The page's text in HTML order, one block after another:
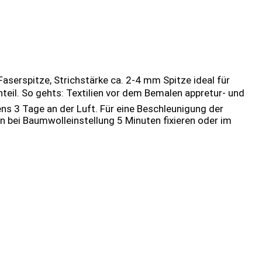
Strichstärke ca. 2-4 mm Spitze ideal für
So gehts: Textilien vor dem Bemalen appretur- und
3 Tage an der Luft. Für eine Beschleunigung der
bei Baumwolleinstellung 5 Minuten fixieren oder im